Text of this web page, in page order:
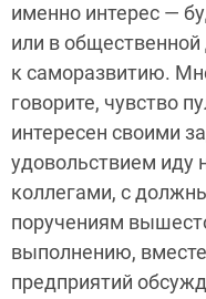
именно интерес —
или в
к саморазвитию.
говорите, чувство
интересен своими
удовольствием иду
коллегами, с
поручениям
выполнению,
предприятий